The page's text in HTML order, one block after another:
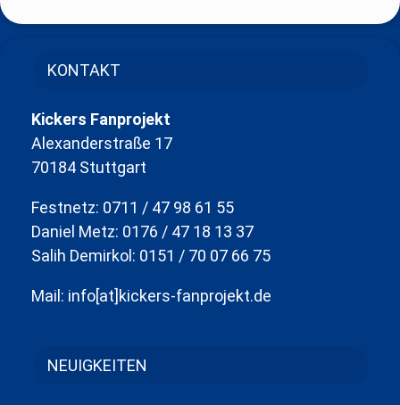
KONTAKT
Kickers Fanprojekt
Alexanderstraße 17
70184 Stuttgart
Festnetz: 0711 / 47 98 61 55
Daniel Metz: 0176 / 47 18 13 37
Salih Demirkol: 0151 / 70 07 66 75
Mail: info[at]kickers-fanprojekt.de
NEUIGKEITEN